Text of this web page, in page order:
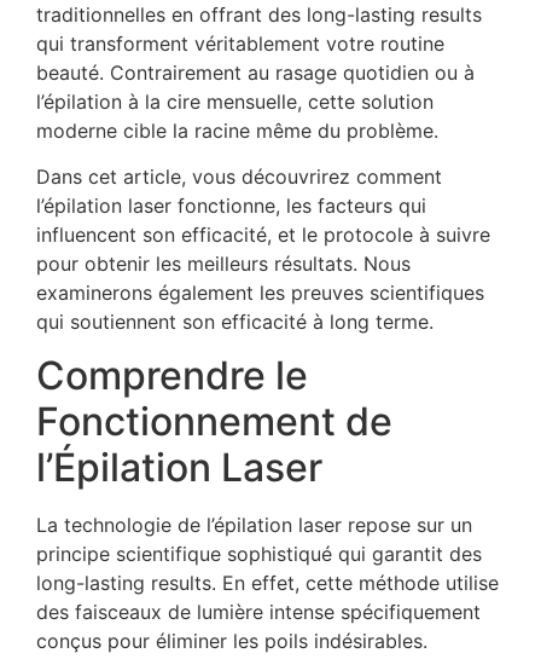
traditionnelles en offrant des long-lasting results
qui transforment véritablement votre routine
beauté. Contrairement au rasage quotidien ou à
l’épilation à la cire mensuelle, cette solution
moderne cible la racine même du problème.
Dans cet article, vous découvrirez comment
l’épilation laser fonctionne, les facteurs qui
influencent son efficacité, et le protocole à suivre
pour obtenir les meilleurs résultats. Nous
examinerons également les preuves scientifiques
qui soutiennent son efficacité à long terme.
Comprendre le
Fonctionnement de
l’Épilation Laser
La technologie de l’épilation laser repose sur un
principe scientifique sophistiqué qui garantit des
long-lasting results. En effet, cette méthode utilise
des faisceaux de lumière intense spécifiquement
conçus pour éliminer les poils indésirables.